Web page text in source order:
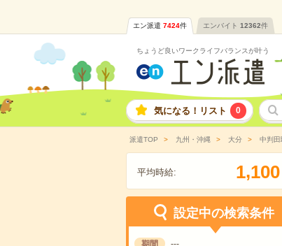
エン派遣 7424件 エンバイト 12362件
ちょうど良いワークライフバランスが叶う
気になる！リスト 0
派遣TOP 九州・沖縄 大分 中判田
平均時給: 1,100
設定中の検索条件
期間 ---